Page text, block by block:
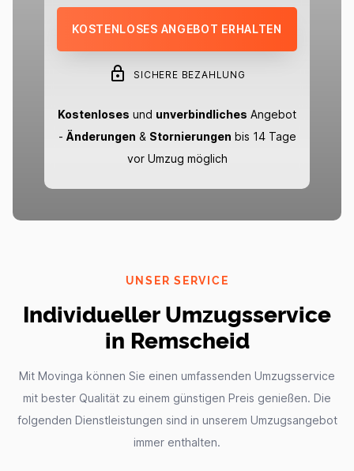
KOSTENLOSES ANGEBOT ERHALTEN
SICHERE BEZAHLUNG
Kostenloses und unverbindliches Angebot
- Änderungen & Stornierungen bis 14 Tage
vor Umzug möglich
UNSER SERVICE
Individueller Umzugsservice
in Remscheid
Mit Movinga können Sie einen umfassenden Umzugsservice
mit bester Qualität zu einem günstigen Preis genießen. Die
folgenden Dienstleistungen sind in unserem Umzugsangebot
immer enthalten.